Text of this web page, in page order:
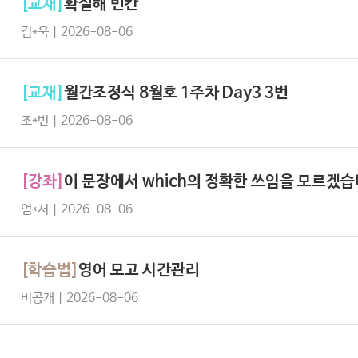
[교재] 확실해 빈칸
김*욱 | 2026-08-06
[교재] 월간조정식 8월호 1주차 Day3 3번
조*빈 | 2026-08-06
[강좌] 이 문장에서 which의 정확한 쓰임을 모르겠
엄*서 | 2026-08-06
[학습법] 영어 모고 시간관리
비공개 | 2026-08-06